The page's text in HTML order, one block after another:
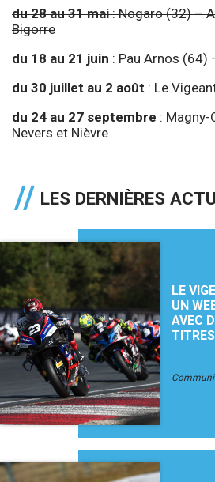
du 28 au 31 mai: Nogaro (32) –
Bigorre
du 18 au 21 juin : Pau Arnos (64)
du 30 juillet au 2 août : Le
du 24 au 27 septembre :
Nevers et Nièvre
LES DERNIÈRES
LE
UN
AVEC
TITRES